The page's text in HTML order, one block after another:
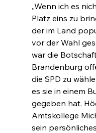
„Wenn ich es
Platz eins zu
der im Land
vor der Wahl
war die
Brandenburg
die SPD zu
es sie in einem
gegeben hat.
Amtskollege
sein